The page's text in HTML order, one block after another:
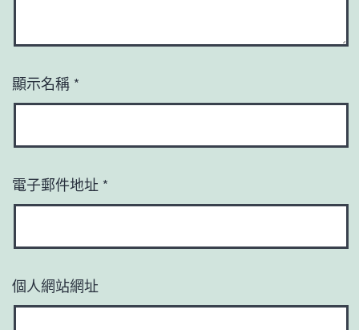
顯示名稱 *
電子郵件地址 *
個人網站網址